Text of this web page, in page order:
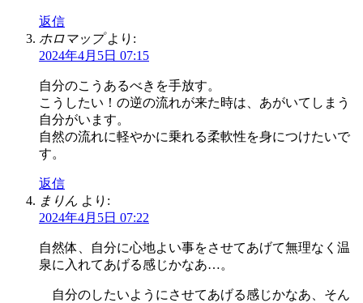
返信
ホロマップ より:
2024年4月5日 07:15
自分のこうあるべきを手放す。
こうしたい！の逆の流れが来た時は、あがいてしまう
自分がいます。
自然の流れに軽やかに乗れる柔軟性を身につけたいで
す。
返信
まりん より:
2024年4月5日 07:22
自然体、自分に心地よい事をさせてあげて無理なく温
泉に入れてあげる感じかなあ…。
自分のしたいようにさせてあげる感じかなあ、そん